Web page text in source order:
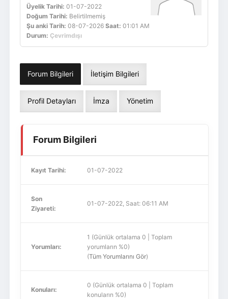
Üyelik Tarihi: 01-07-2022
Doğum Tarihi: Belirtilmemiş
Şu anki Tarih: 08-07-2026 Saat: 01:01 AM
Durum: Çevrimdışı
Forum Bilgileri İletişim Bilgileri
Profil Detayları İmza Yönetim
Forum Bilgileri
Kayıt Tarihi: 01-07-2022
Son
Ziyareti:
01-07-2022, Saat: 06:11 AM
Yorumları:
1 (Günlük ortalama 0 | Toplam
yorumların %0)
(Tüm Yorumlarını Gör)
Konuları:
0 (Günlük ortalama 0 | Toplam
konuların %0)